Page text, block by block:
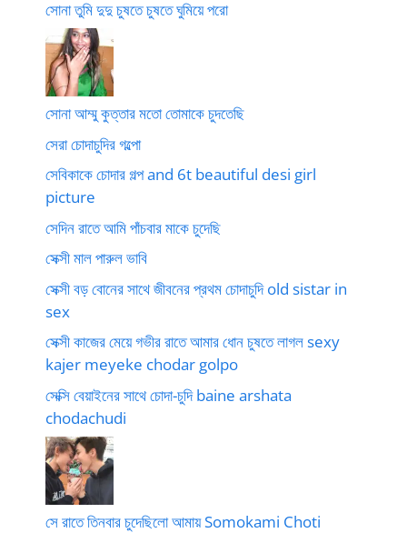
সোনা তুমি দুদু চুষতে চুষতে ঘুমিয়ে পরো
সোনা আম্মু কুত্তার মতো তোমাকে চুদতেছি
সেরা চোদাচুদির গল্পো
সেবিকাকে চোদার গল্প and 6t beautiful desi girl
picture
সেদিন রাতে আমি পাঁচবার মাকে চুদেছি
সেক্সী মাল পারুল ভাবি
সেক্সী বড় বোনের সাথে জীবনের প্রথম চোদাচুদি old sistar in
sex
সেক্সী কাজের মেয়ে গভীর রাতে আমার ধোন চুষতে লাগল sexy
kajer meyeke chodar golpo
সেক্সি বেয়াইনের সাথে চোদা-চুদি baine arshata
chodachudi
সে রাতে তিনবার চুদেছিলো আমায় Somokami Choti